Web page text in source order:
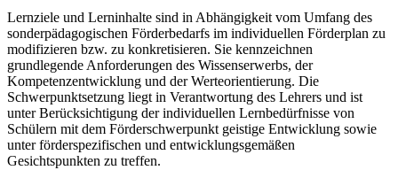
Lernziele und Lerninhalte sind in Abhängigkeit vom Umfang des
sonderpädagogischen Förderbedarfs im individuellen Förderplan zu
modifizieren bzw. zu konkretisieren. Sie kennzeichnen
grundlegende Anforderungen des Wissenserwerbs, der
Kompetenzentwicklung und der Werteorientierung. Die
Schwerpunktsetzung liegt in Verantwortung des Lehrers und ist
unter Berücksichtigung der individuellen Lernbedürfnisse von
Schülern mit dem Förderschwerpunkt geistige Entwicklung sowie
unter förderspezifischen und entwicklungsgemäßen
Gesichtspunkten zu treffen.